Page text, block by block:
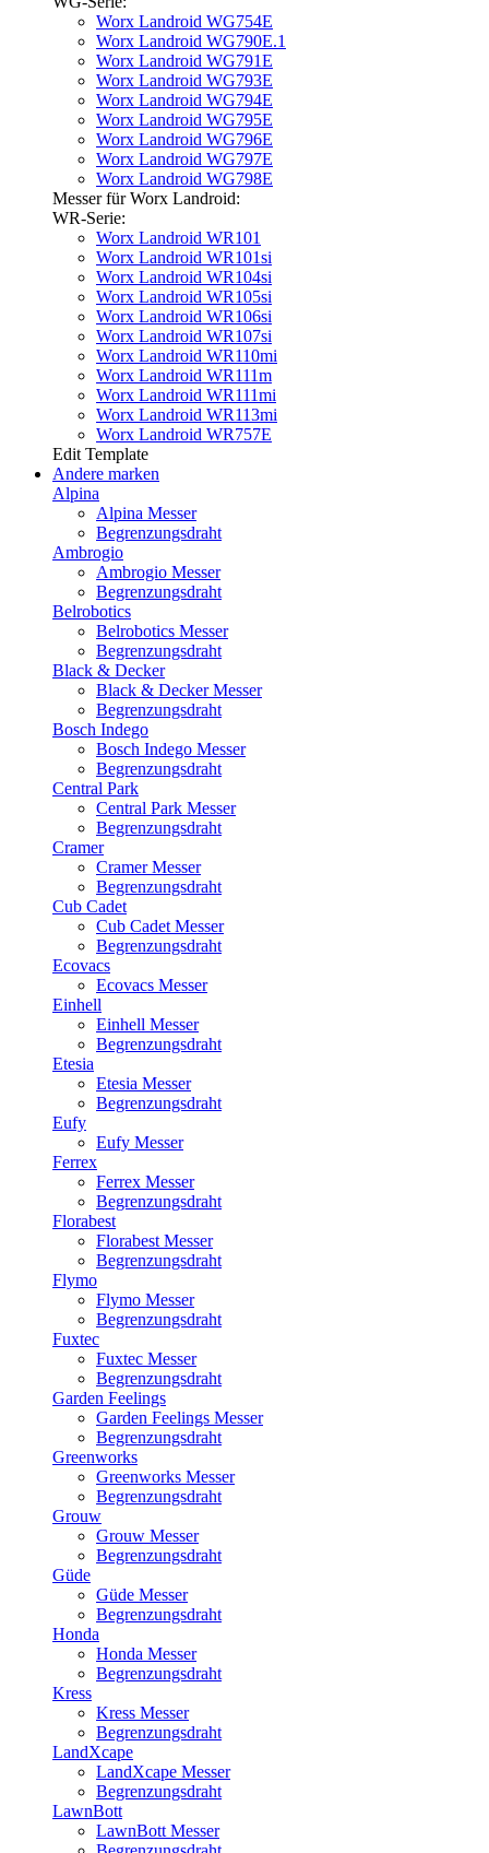
Worx Landroid WG754E
Worx Landroid WG790E.1
Worx Landroid WG791E
Worx Landroid WG793E
Worx Landroid WG794E
Worx Landroid WG795E
Worx Landroid WG796E
Worx Landroid WG797E
Worx Landroid WG798E
Messer für Worx Landroid:
WR-Serie:
Worx Landroid WR101
Worx Landroid WR101si
Worx Landroid WR104si
Worx Landroid WR105si
Worx Landroid WR106si
Worx Landroid WR107si
Worx Landroid WR110mi
Worx Landroid WR111m
Worx Landroid WR111mi
Worx Landroid WR113mi
Worx Landroid WR757E
Edit Template
Andere marken
Alpina
Alpina Messer
Begrenzungsdraht
Ambrogio
Ambrogio Messer
Begrenzungsdraht
Belrobotics
Belrobotics Messer
Begrenzungsdraht
Black & Decker
Black & Decker Messer
Begrenzungsdraht
Bosch Indego
Bosch Indego Messer
Begrenzungsdraht
Central Park
Central Park Messer
Begrenzungsdraht
Cramer
Cramer Messer
Begrenzungsdraht
Cub Cadet
Cub Cadet Messer
Begrenzungsdraht
Ecovacs
Ecovacs Messer
Einhell
Einhell Messer
Begrenzungsdraht
Etesia
Etesia Messer
Begrenzungsdraht
Eufy
Eufy Messer
Ferrex
Ferrex Messer
Begrenzungsdraht
Florabest
Florabest Messer
Begrenzungsdraht
Flymo
Flymo Messer
Begrenzungsdraht
Fuxtec
Fuxtec Messer
Begrenzungsdraht
Garden Feelings
Garden Feelings Messer
Begrenzungsdraht
Greenworks
Greenworks Messer
Begrenzungsdraht
Grouw
Grouw Messer
Begrenzungsdraht
Güde
Güde Messer
Begrenzungsdraht
Honda
Honda Messer
Begrenzungsdraht
Kress
Kress Messer
Begrenzungsdraht
LandXcape
LandXcape Messer
Begrenzungsdraht
LawnBott
LawnBott Messer